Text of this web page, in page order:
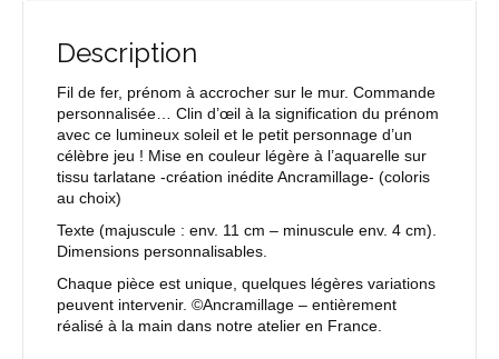
Description
Fil de fer, prénom à accrocher sur le mur. Commande
personnalisée… Clin d’œil à la signification du prénom
avec ce lumineux soleil et le petit personnage d’un
célèbre jeu ! Mise en couleur légère à l’aquarelle sur
tissu tarlatane -création inédite Ancramillage- (coloris
au choix)
Texte (majuscule : env. 11 cm – minuscule env. 4 cm).
Dimensions personnalisables.
Chaque pièce est unique, quelques légères variations
peuvent intervenir. ©Ancramillage – entièrement
réalisé à la main dans notre atelier en France.